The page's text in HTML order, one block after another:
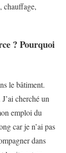
chauffage,
? Pourquoi
le bâtiment.
cherché un
emploi du
car je n’ai pas
dans